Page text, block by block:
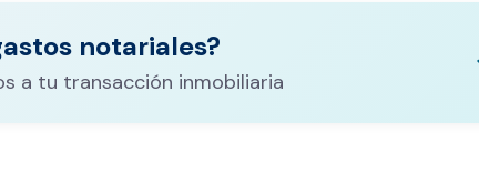
notariales?
a tu transacción inmobiliaria